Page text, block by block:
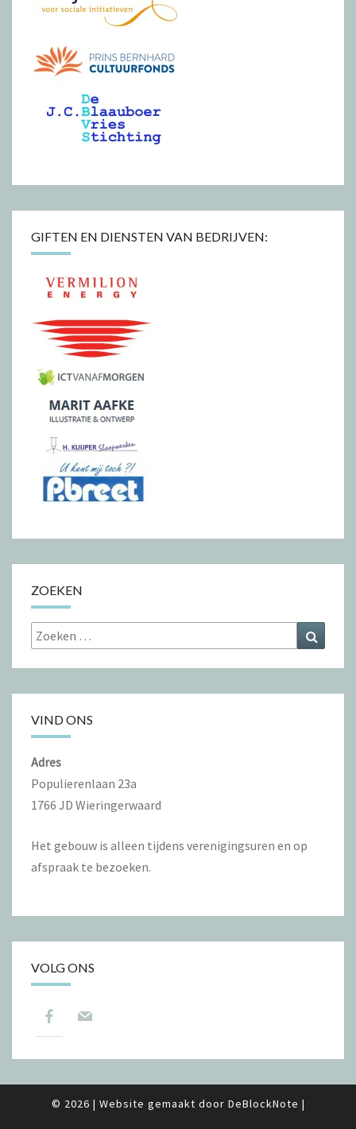
GIFTEN EN DIENSTEN VAN BEDRIJVEN:
ZOEKEN
Zoeken
naar:
VIND ONS
Adres
Populierenlaan 23a
1766 JD Wieringerwaard
Het gebouw is alleen tijdens verenigingsuren en op
afspraak te bezoeken.
VOLG ONS
© 2026 | Website gemaakt door DeBlockNote |